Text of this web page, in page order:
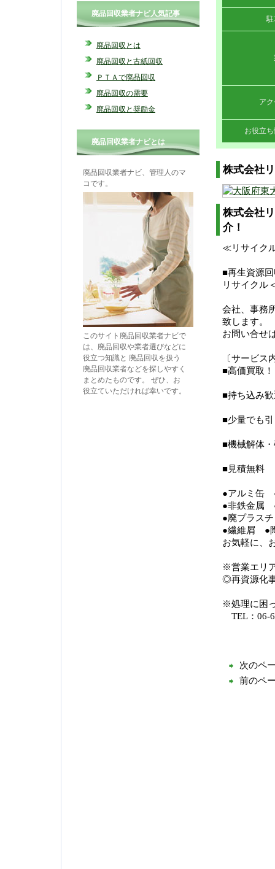
ア
お役立
株式会社
株式会社
介！
≪リサイク
■再生資源
リサイクル
会社、事務
致します。
お問い合せ
〔サービス
■高価買取！
■持ち込み
■少量でも
■機械解体
■見積無料
●アルミ缶
●非鉄金属
●廃プラス
●繊維屑 ●
お気軽に、
※営業エリ
◎再資源化
※処理に困
TEL：06-
次のペ
前のペ
廃品回収業者ナビ人気記事
廃品回収とは
廃品回収と古紙回収
ＰＴＡで廃品回収
廃品回収の需要
廃品回収と奨励金
廃品回収業者ナビとは
廃品回収業者ナビ、管理人のマ
コです。
このサイト廃品回収業者ナビで
は、廃品回収や業者選びなどに
役立つ知識と 廃品回収を扱う
廃品回収業者などを探しやすく
まとめたものです。 ぜひ、お
役立ていただければ幸いです。